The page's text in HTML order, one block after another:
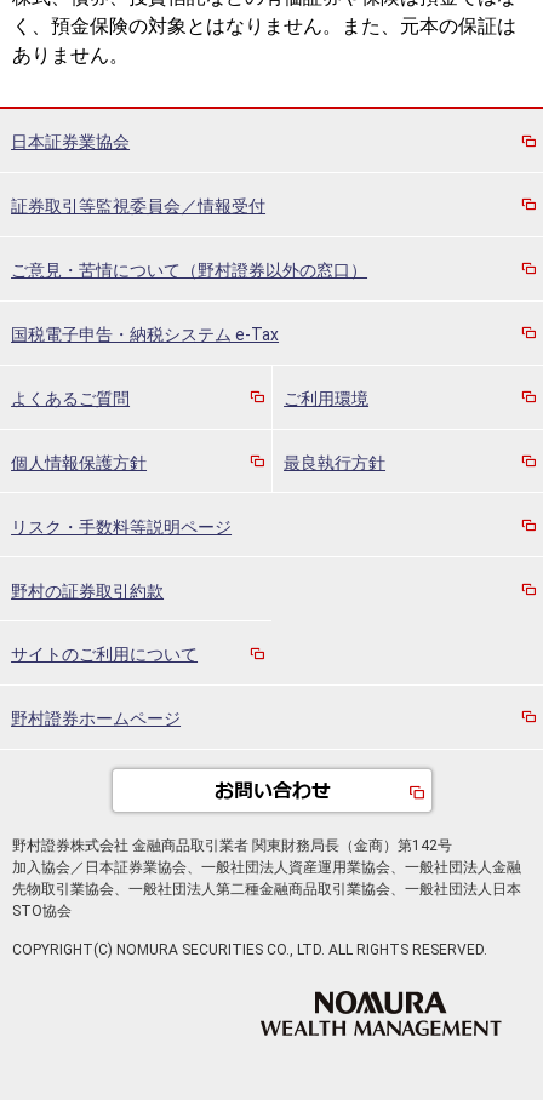
く、預金保険の対象とはなりません。また、元本の保証は
ありません。
日本証券業協会
証券取引等監視委員会／情報受付
ご意見・苦情について（野村證券以外の窓口）
国税電子申告・納税システム e-Tax
よくあるご質問 ご利用環境
個人情報保護方針 最良執行方針
リスク・手数料等説明ページ
野村の証券取引約款
サイトのご利用について
野村證券ホームページ
野村證券株式会社 金融商品取引業者 関東財務局長（金商）第142号
加入協会／日本証券業協会、一般社団法人資産運用業協会、一般社団法人金融
先物取引業協会、一般社団法人第二種金融商品取引業協会、一般社団法人日本
STO協会
COPYRIGHT(C) NOMURA SECURITIES CO., LTD. ALL RIGHTS RESERVED.